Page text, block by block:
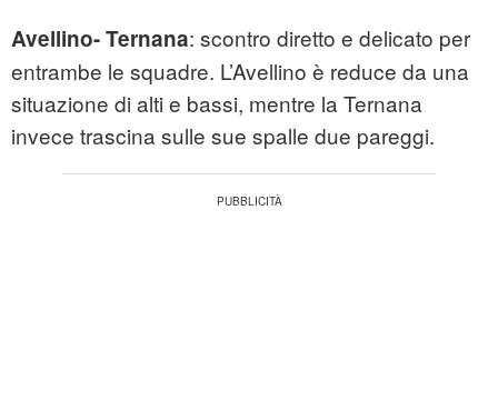
Avellino- Ternana: scontro diretto e delicato per
entrambe le squadre. L’Avellino è reduce da una
situazione di alti e bassi, mentre la Ternana
invece trascina sulle sue spalle due pareggi.